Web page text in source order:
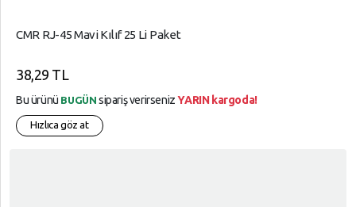
CMR RJ-45 Mavi Kılıf 25 Li Paket
38,29 TL
Bu ürünü BUGÜN sipariş verirsenizYARIN kargoda!
Hızlıca göz at